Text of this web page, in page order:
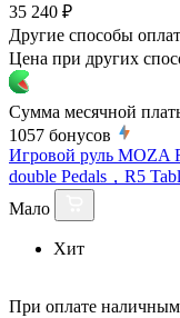
35 240 ₽
Другие способы
Цена при других
Сумма месячной
1057 бонусов
Игровой руль MOZA
double Pedals，R5
Мало
Хит
При оплате